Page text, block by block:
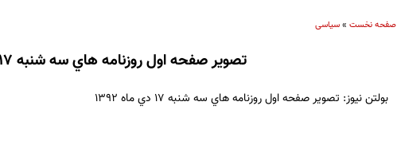
صفحه نخست»سیاسی
تصوير صفحه اول روزنامه هاي سه شنبه 17 دي ماه 1392
بولتن نيوز: تصوير صفحه اول روزنامه هاي سه شنبه 17 دي ماه 1392